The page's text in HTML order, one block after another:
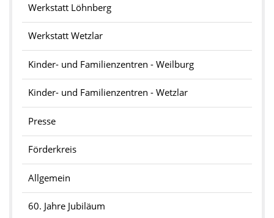
Werkstatt Löhnberg
Werkstatt Wetzlar
Kinder- und Familienzentren - Weilburg
Kinder- und Familienzentren - Wetzlar
Presse
Förderkreis
Allgemein
60. Jahre Jubiläum